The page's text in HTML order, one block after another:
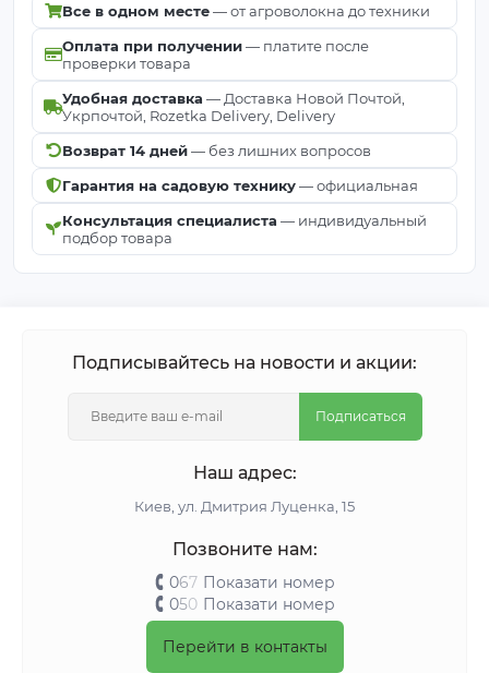
Все в одном месте— от агроволокна до техники
Оплата при получении— платите после
проверки товара
Удобная доставка — Доставка Новой Почтой,
Укрпочтой, Rozetka Delivery, Delivery
Возврат 14 дней— без лишних вопросов
Гарантия на садовую технику— официальная
Консультация специалиста — индивидуальный
подбор товара
Подписывайтесь на новости и акции:
Подписаться
Наш адрес:
Киeв, ул. Дмитрия Луценка, 15
Позвоните нам:
067 Показати номер
050 Показати номер
Перейти в контакты